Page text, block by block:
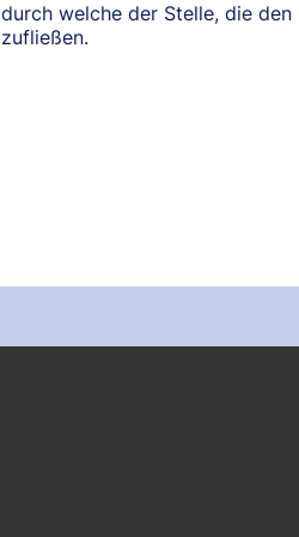
durch welche der Stelle, die
zufließen.